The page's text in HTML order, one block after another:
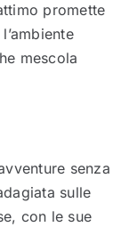
promette
mescola
senza
sulle
con le sue